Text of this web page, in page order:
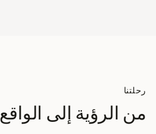
رحلتنا
من الرؤية إلى الواقع